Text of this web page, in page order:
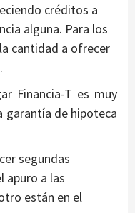
créditos a
alguna. Para los
cantidad a ofrecer
Financia-T es muy
garantía de hipoteca
segundas
apuro a las
están en el